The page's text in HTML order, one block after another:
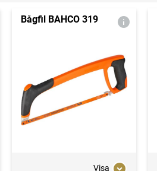
Bågfil BAHCO 319
Visa